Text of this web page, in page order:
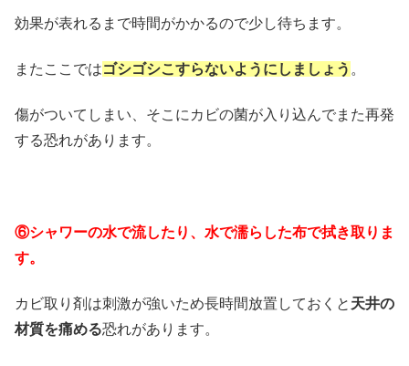
効果が表れるまで時間がかかるので少し待ちます。
またここではゴシゴシこすらないようにしましょう 。
傷がついてしまい、そこにカビの菌が入り込んでまた再発
する恐れがあります。
⑥シャワーの水で流したり、水で濡らした布で拭き取りま
す。
カビ取り剤は刺激が強いため長時間放置しておくと 天井の
材質を痛める恐れがあります。